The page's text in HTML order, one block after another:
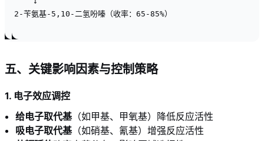
2-苄氨基-5,10-二氢吩嗪（收率：65-85%）
五、关键影响因素与控制策略
1. 电子效应调控
给电子取代基（如甲基、甲氧基）降低反应活性
吸电子取代基（如硝基、氰基）增强反应活性